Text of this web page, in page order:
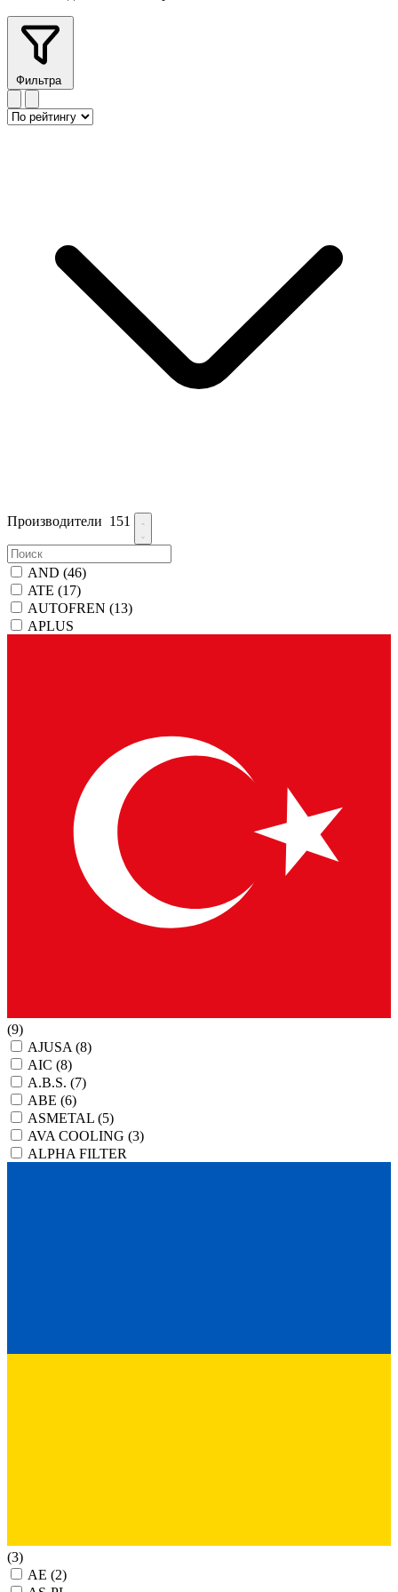
Фильтра
Производители 151
AND (46)
ATE (17)
AUTOFREN (13)
APLUS
(9)
AJUSA (8)
AIC (8)
A.B.S. (7)
ABE (6)
ASMETAL (5)
AVA COOLING (3)
ALPHA FILTER
(3)
AE (2)